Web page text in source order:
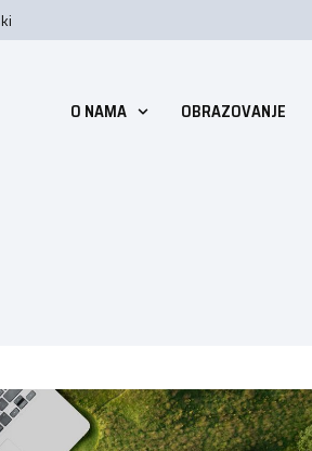
O NAMA OBRAZOVANJE